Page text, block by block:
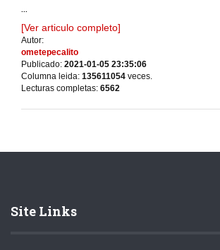
...
[Ver articulo completo]
Autor:
ometepecalito
Publicado: 2021-01-05 23:35:06
Columna leida: 135611054 veces.
Lecturas completas: 6562
Site Links